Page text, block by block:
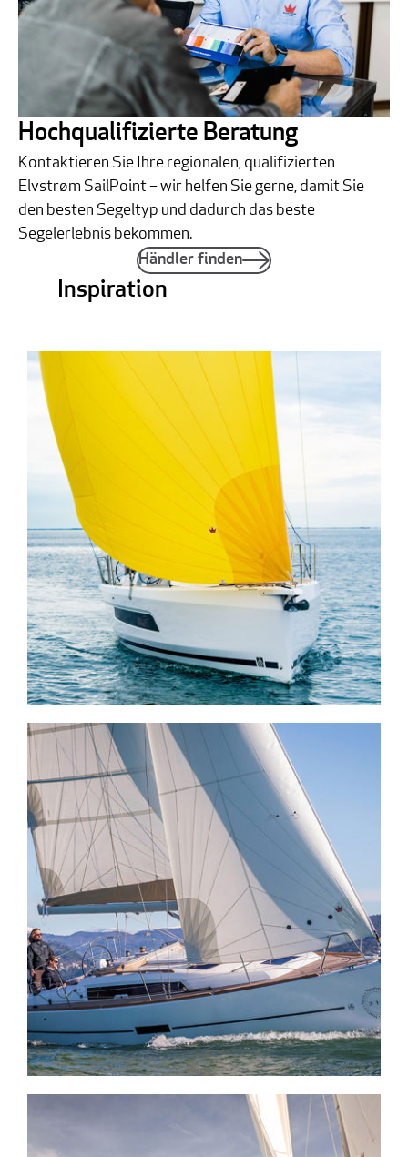
Hochqualifizierte Beratung
Kontaktieren Sie Ihre regionalen, qualifizierten
Elvstrøm SailPoint – wir helfen Sie gerne, damit Sie
den besten Segeltyp und dadurch das beste
Segelerlebnis bekommen.
Händler finden
Inspiration